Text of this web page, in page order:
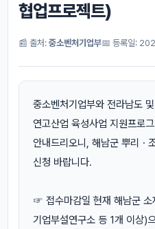
협업프로젝트)
📰 출처: 중소벤처기업부📅 등록일:
중소벤처기업부와 전라남도
연고산업 육성사업 지원프로
안내드리오니, 해남군 뿌리ㆍ
신청 바랍니다.
☞ 접수마감일 현재 해남군
기업부설연구소 등 1개 이상)